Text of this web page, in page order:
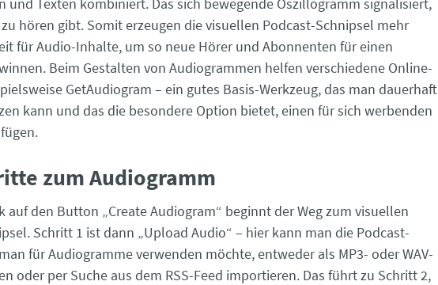
hören gibt. Somit erzeugen die visuellen Podcast-Schnipsel mehr
für Audio-Inhalte, um so neue Hörer und Abonnenten für einen
Beim Gestalten von Audiogrammen helfen verschiedene Online-
GetAudiogram – ein gutes Basis-Werkzeug, das man dauerhaft
kann und das die besondere Option bietet, einen für sich werbenden
zum Audiogramm
auf den Button „Create Audiogram“ beginnt der Weg zum visuellen
Schritt 1 ist dann „Upload Audio“ – hier kann man die Podcast-
für Audiogramme verwenden möchte, entweder als MP3- oder WAV-
oder per Suche aus dem RSS-Feed importieren. Das führt zu Schritt 2,